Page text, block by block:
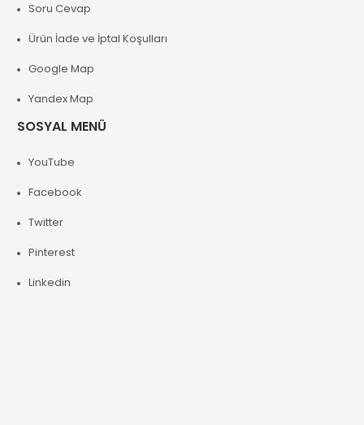
Soru Cevap
Ürün İade ve İptal Koşulları
Google Map
Yandex Map
SOSYAL MENÜ
YouTube
Facebook
Twitter
Pinterest
Linkedin